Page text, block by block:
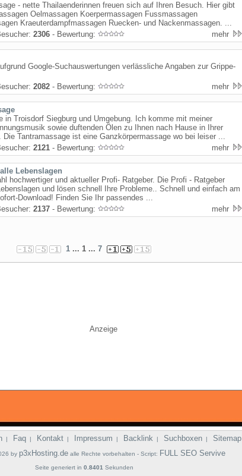
- nette Thailaenderinnen freuen sich auf Ihren Besuch. Hier gibt
Oelmassagen Koerpermassagen Fussmassagen
Kraeuterdampfmassagen Ruecken- und Nackenmassagen. ...
2306 - Bewertung: mehr
Google-Suchauswertungen verlässliche Angaben zur Grippe-
2082 - Bewertung: mehr
in Troisdorf Siegburg und Umgebung. Ich komme mit meiner
sowie duftenden Ölen zu Ihnen nach Hause in Ihrer
Die Tantramassage ist eine Ganzkörpermassage wo bei leiser ...
2121 - Bewertung: mehr
Lebenslagen
hochwertiger und aktueller Profi- Ratgeber. Die Profi - Ratgeber
und lösen schnell Ihre Probleme.. Schnell und einfach am
Download! Finden Sie Ihr passendes ...
2137 - Bewertung: mehr
1... 1 ... 7
Anzeige
| Faq | Kontakt | Impressum | Backlink | Suchboxen | Sitemap
by p3xHosting.dealle Rechte vorbehalten - Script: FULL SEO Servive
Seite generiert in 0.8401 Sekunden